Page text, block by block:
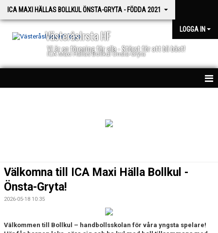
ICA MAXI HÄLLAS BOLLKUL ÖNSTA-GRYTA - FÖDDA 2021
LOGGA IN
VästeråsIrsta HF
VI är en förening för alla - Störst för att bli bäst!
ICA Maxi Hällas Bollkul Önsta-Gryta
TRUPPEN
BILDGALLERI
DOKUMENT
Välkomna till ICA Maxi Hälla Bollkul -
Önsta-Gryta!
2026-05-18 10:35
Välkommen till Bollkul – handbollsskolan för våra yngsta spelare!